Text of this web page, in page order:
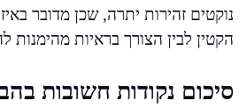
נוקטים זהירות יתרה, שכן מדובר
הקטין לבין הצורך בראיות מהימנות
סיכום נקודות חשובות